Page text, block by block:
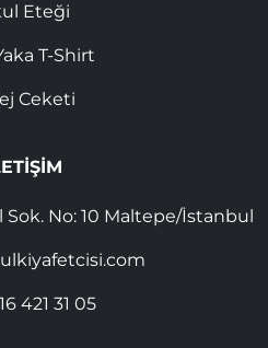
Eteği
T-Shirt
Ceketi
Sok. No: 10 Maltepe/İstanbul
421 31 05